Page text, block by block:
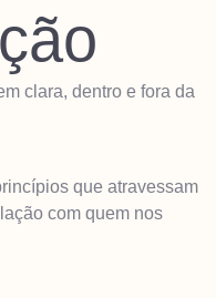
clara, dentro e fora da
que atravessam
com quem nos